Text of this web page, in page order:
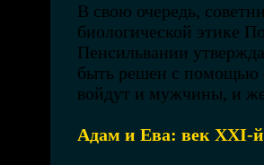
В свою очередь,
биологической этике
Пенсильвании
быть решен с помощью
войдут и мужчины, и
Адам и Ева: век ХХI-й